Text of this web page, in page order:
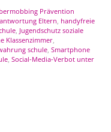
Prävention
Eltern, handyfreie
, Jugendschutz soziale
Klassenzimmer,
schule,Smartphone
,Social-Media-Verbot unter